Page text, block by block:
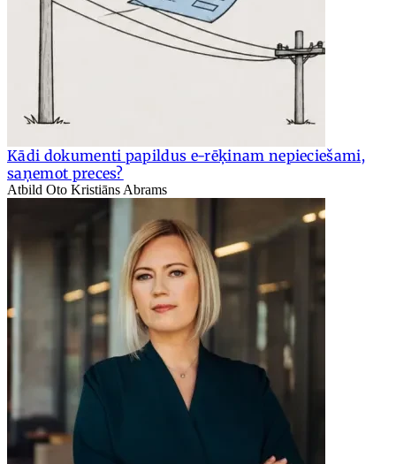
Kādi dokumenti papildus e-rēķinam nepieciešami,
saņemot preces?
Atbild Oto Kristiāns Abrams